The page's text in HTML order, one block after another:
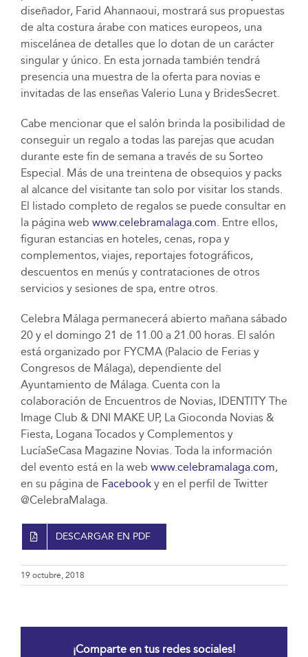
diseñador, Farid Ahannaoui, mostrará sus propuestas
de alta costura árabe con matices europeos, una
miscelánea de detalles que lo dotan de un carácter
singular y único. En esta jornada también tendrá
presencia una muestra de la oferta para novias e
invitadas de las enseñas Valerio Luna y BridesSecret.
Cabe mencionar que el salón brinda la posibilidad de
conseguir un regalo a todas las parejas que acudan
durante este fin de semana a través de su Sorteo
Especial. Más de una treintena de obsequios y packs
al alcance del visitante tan solo por visitar los stands.
El listado completo de regalos se puede consultar en
la página web www.celebramalaga.com. Entre ellos,
figuran estancias en hoteles, cenas, ropa y
complementos, viajes, reportajes fotográficos,
descuentos en menús y contrataciones de otros
servicios y sesiones de spa, entre otros.
Celebra Málaga permanecerá abierto mañana sábado
20 y el domingo 21 de 11.00 a 21.00 horas. El salón
está organizado por FYCMA (Palacio de Ferias y
Congresos de Málaga), dependiente del
Ayuntamiento de Málaga. Cuenta con la
colaboración de Encuentros de Novias, IDENTITY The
Image Club & DNI MAKE UP, La Gioconda Novias &
Fiesta, Logana Tocados y Complementos y
LucíaSeCasa Magazine Novias. Toda la información
del evento está en la web www.celebramalaga.com,
en su página de Facebooky en el perfil de Twitter
@CelebraMalaga.
DESCARGAR EN PDF
19 octubre, 2018
¡Comparte en tus redes sociales!